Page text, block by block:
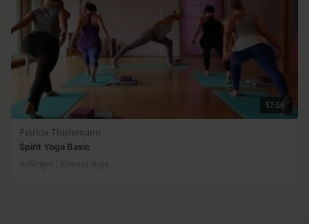
57:56
Patricia Thielemann
Spirit Yoga Basic
Anfänger | Vinyasa Yoga